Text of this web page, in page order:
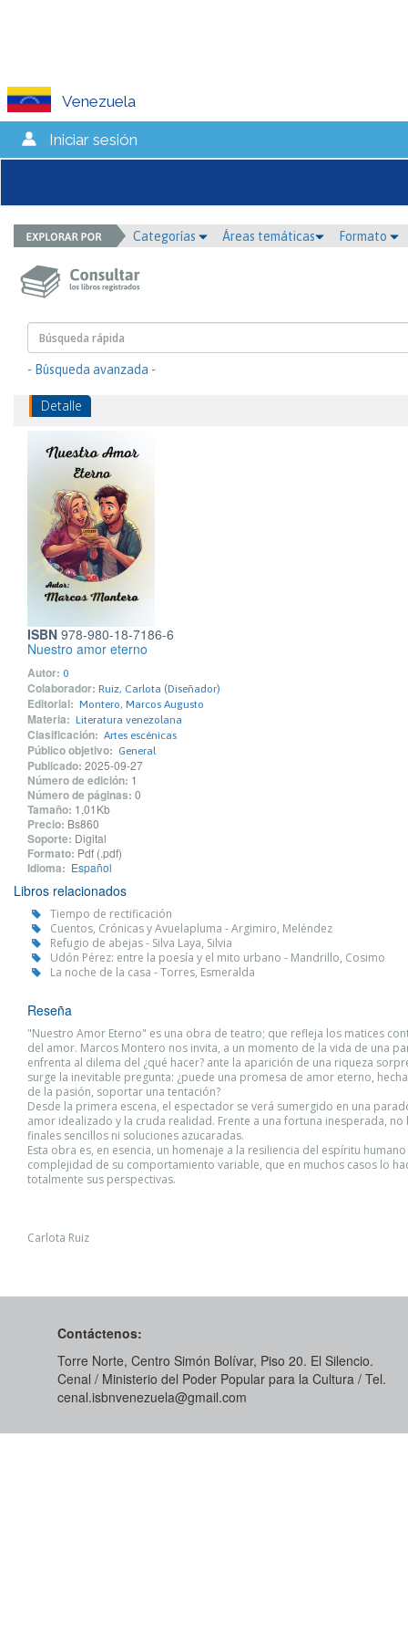
Venezuela
Iniciar sesión
Categorías Áreas temáticas Formato
- Búsqueda avanzada -
Detalle
ISBN 978-980-18-7186-6
Nuestro amor eterno
Autor: 0
Colaborador: Ruiz, Carlota (Diseñador)
Editorial: Montero, Marcos Augusto
Materia: Literatura venezolana
Clasificación: Artes escénicas
Público objetivo: General
Publicado: 2025-09-27
Número de edición: 1
Número de páginas: 0
Tamaño: 1,01Kb
Precio: Bs860
Soporte: Digital
Formato: Pdf (.pdf)
Idioma: Español
Libros relacionados
Tiempo de rectificación
Cuentos, Crónicas y Avuelapluma - Argimiro, Meléndez
Refugio de abejas - Silva Laya, Silvia
Udón Pérez: entre la poesía y el mito urbano - Mandrillo, Cosimo
La noche de la casa - Torres, Esmeralda
Reseña
"Nuestro Amor Eterno" es una obra de teatro; que refleja los matices
del amor. Marcos Montero nos invita, a un momento de la vida de una
enfrenta al dilema del ¿qué hacer? ante la aparición de una riqueza
surge la inevitable pregunta: ¿puede una promesa de amor eterno,
de la pasión, soportar una tentación?
Desde la primera escena, el espectador se verá sumergido en una
amor idealizado y la cruda realidad. Frente a una fortuna inesperada, no
finales sencillos ni soluciones azucaradas.
Esta obra es, en esencia, un homenaje a la resiliencia del espíritu humano
complejidad de su comportamiento variable, que en muchos casos lo
totalmente sus perspectivas.
Carlota Ruiz
Contáctenos:
Torre Norte, Centro Simón Bolívar, Piso 20. El Silencio.
Cenal / Ministerio del Poder Popular para la Cultura / Tel.
cenal.isbnvenezuela@gmail.com